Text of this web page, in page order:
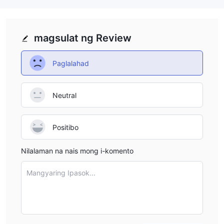
Sa downside, ang isang kapansin-pansing alalahanin ay ang
kahina-hinalang pag-angkin ng paglilisensya ng NFA
na sa masusing pagsisiyasat, ay tila isang clone
website ay kasalukuyang
dysfunctional, idinagdag pa sa
transparency.Higit pa rito, nag-aalok itolimitadong mga
channel para sa suporta sa customer sa telepono at
email lamang,na maaaring hindi sapat upang malutas
ay MINT BROKERS ligtas o scam?
kapag isinasaalang-alang ang kaligtasan ng isang brokerage
alang ang iba't ibang salik. narito ang ilang hakbang na maaari
magsulat ng Review
Paglalahad
Neutral
Positibo
Nilalaman na nais mong i-komento
Mangyaring Ipasok...